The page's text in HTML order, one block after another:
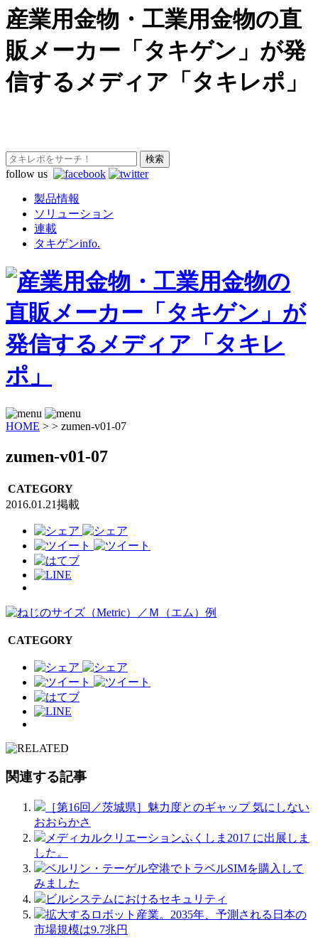
産業用金物・工業用金物の直
販メーカー「タキゲン」が発
信するメディア「タキレポ」
follow us
製品情報
ソリューション
連載
タキゲンinfo.
HOME > > zumen-v01-07
zumen-v01-07
CATEGORY
2016.01.21掲載
CATEGORY
関連する記事
［第16回／茨城県］魅力度とのギャップ 気にしない
おおらかさ
メディカルクリエーションふくしま2017 に出展しま
した。
ベルリン・テーゲル空港でトラベルSIMを購入して
みました
ビルシステムにおけるセキュリティ
拡大するロボット産業。2035年、予測される日本の
市場規模は9.7兆円